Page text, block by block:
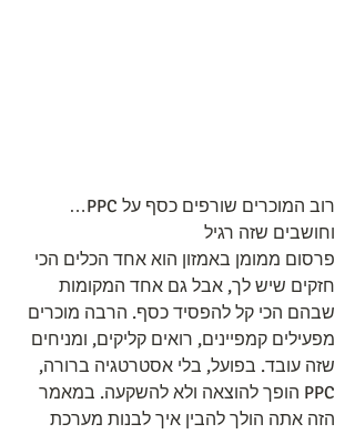
רוב המוכרים שורפים כסף על PPC…
וחושבים שזה רגיל
פרסום ממומן באמזון הוא אחד הכלים הכי
חזקים שיש לך, אבל גם אחד המקומות
שבהם הכי קל להפסיד כסף. הרבה מוכרים
מפעילים קמפיינים, רואים קליקים, ומניחים
שזה עובד. בפועל, בלי אסטרטגיה ברורה,
PPC הופך להוצאה ולא להשקעה. במאמר
הזה אתה הולך להבין איך לבנות מערכת